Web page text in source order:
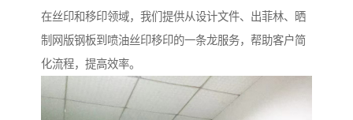
在丝印和移印领域，我们提供从设计文件、出菲林、晒
制网版钢板到喷油丝印移印的一条龙服务，帮助客户简
化流程，提高效率。